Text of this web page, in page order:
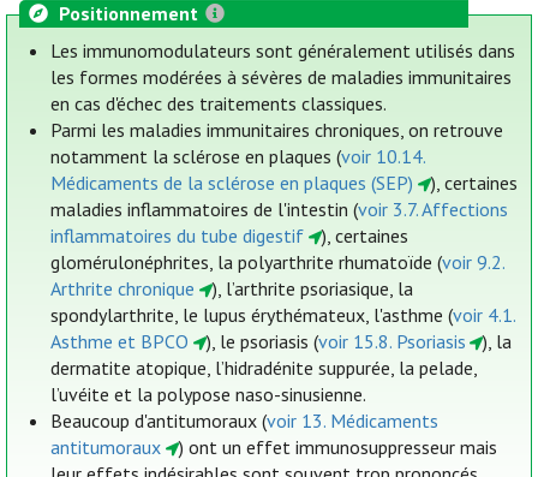
Positionnement
Les immunomodulateurs sont généralement utilisés dans
les formes modérées à sévères de maladies immunitaires
en cas d'échec des traitements classiques.
Parmi les maladies immunitaires chroniques, on retrouve
notamment la sclérose en plaques (voir 10.14.
Médicaments de la sclérose en plaques (SEP)
), certaines
maladies inflammatoires de l'intestin (voir 3.7. Affections
inflammatoires du tube digestif
), certaines
glomérulonéphrites, la polyarthrite rhumatoïde (voir 9.2.
Arthrite chronique
), l’arthrite psoriasique, la
spondylarthrite, le lupus érythémateux, l'asthme (voir 4.1.
Asthme et BPCO
), le psoriasis (voir 15.8. Psoriasis
), la
dermatite atopique, l’hidradénite suppurée, la pelade,
l’uvéite et la polypose naso-sinusienne.
Beaucoup d'antitumoraux (voir 13. Médicaments
antitumoraux
) ont un effet immunosuppresseur mais